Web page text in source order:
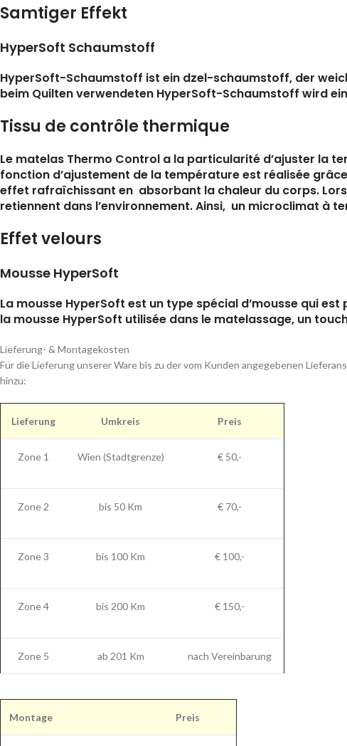
Samtiger Effekt
HyperSoft Schaumstoff
HyperSoft-Schaumstoff ist ein dzel-schaumstoff, der
beim Quilten verwendeten HyperSoft-Schaumstoff wird
Tissu de contrôle thermique
Le matelas Thermo Control a la particularité d’ajuster la
fonction d’ajustement de la température est réalisée
effet rafraîchissant en absorbant la chaleur du corps.
retiennent dans l’environnement. Ainsi, un microclimat à
Effet velours
Mousse HyperSoft
La mousse HyperSoft est un type spécial d’mousse qui
la mousse HyperSoft utilisée dans le matelassage, un
Lieferung- & Montagekosten
Für die Lieferung unserer Ware bis zu der vom Kunden angegebenen
hinzu:
Lieferung Umkreis Preis
Zone 1 Wien (Stadtgrenze) € 50,-
Zone 2 bis 50 Km € 70,-
Zone 3 bis 100 Km € 100,-
Zone 4 bis 200 Km € 150,-
Zone 5 ab 201 Km nach Vereinbarung
Montage Preis